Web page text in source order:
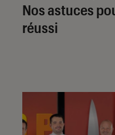
Nos astuces
réussi